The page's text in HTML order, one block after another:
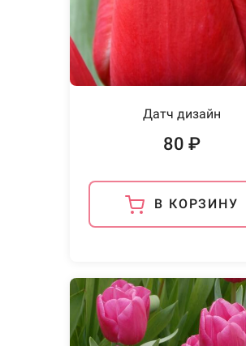
Датч дизайн
80 ₽
В КОРЗИНУ